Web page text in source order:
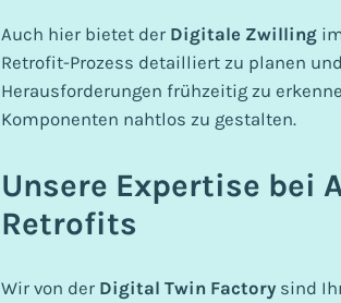
Auch hier bietet der Digitale Zwilling
Retrofit-Prozess detailliert zu planen
Herausforderungen frühzeitig zu
Komponenten nahtlos zu gestalten.
Unsere Expertise bei
Retrofits
Wir von der Digital Twin Factory sind